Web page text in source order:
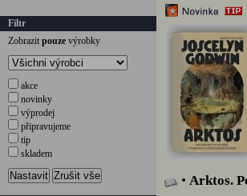
Filtr
Zobrazit pouze výrobky
akce
novinky
výprodej
připravujeme
tip
skladem
Nastavit Zrušit vše • Arktos.